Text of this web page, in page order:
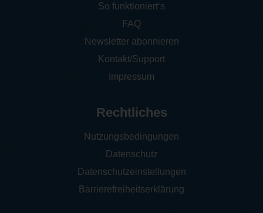
So funktioniert‘s
FAQ
Newsletter abonnieren
Kontakt/Support
Impressum
Rechtliches
Nutzungsbedingungen
Datenschutz
Datenschutzeinstellungen
Barrierefreiheitserklärung